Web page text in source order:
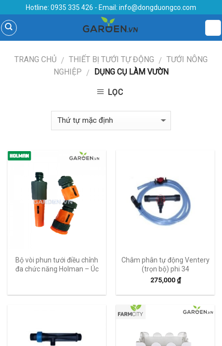
to
content
Hotline: 0935 335 426 - Email: info@dongduongco.com
TRANG CHỦ / THIẾT BỊ TƯỚI TỰ ĐỘNG / TƯỚI NÔNG
NGHIỆP / DỤNG CỤ LÀM VƯỜN
LỌC
Bộ vòi phun tưới điều chỉnh
đa chức năng Holman – Úc
Châm phân tự động Ventery
(trọn bộ) phi 34
275,000₫